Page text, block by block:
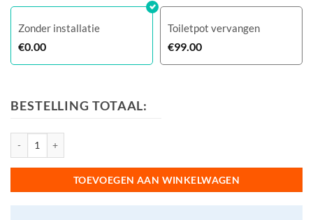
Zonder installatie
€0.00
Toiletpot vervangen
€99.00
BESTELLING TOTAAL:
TOEVOEGEN AAN WINKELWAGEN